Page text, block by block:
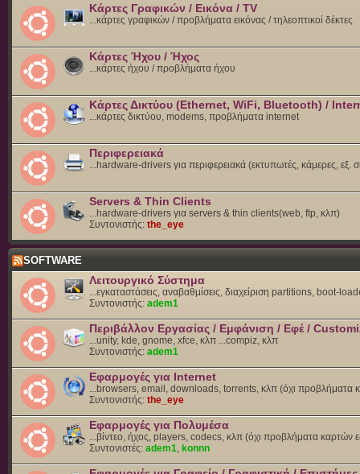
Κάρτες Γραφικών / Εικόνα / TV
...κάρτες γραφικών / προβλήματα εικόνας / τηλεοπτικοί δέκτες
Κάρτες Ήχου / Ήχος
...κάρτες ήχου / προβλήματα ήχου
Κάρτες Δικτύου (Ethernet, WiFi, Bluetooth) /
...κάρτες δικτύου, modems, προβλήματα internet
Περιφερειακά
...hardware-drivers για περιφερειακά (εκτυπωτές, κάμερες, εξ.
Servers & Thin Clients
...hardware-drivers για servers & thin clients(web, ftp, κλπ)
Συντονιστής: the_eye
SOFTWARE
Λειτουργικό Σύστημα
...εγκαταστάσεις, αναβαθμίσεις, διαχείριση partitions, boot-
Συντονιστής: adem1
Περιβάλλον Εργασίας / Εμφάνιση / Εφέ /
...unity, kde, gnome, xfce, κλπ ...compiz, κλπ
Συντονιστής: adem1
Εφαρμογές για Internet
...browsers, email, downloads, torrents, κλπ (όχι προβλήματα
Συντονιστής: the_eye
Εφαρμογές για Πολυμέσα
...βίντεο, ήχος, players, codecs, κλπ (όχι προβλήματα καρτών
Συντονιστές: adem1 konnn